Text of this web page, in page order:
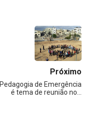
Próximo
Pedagogia de Emergência
é tema de reunião no…